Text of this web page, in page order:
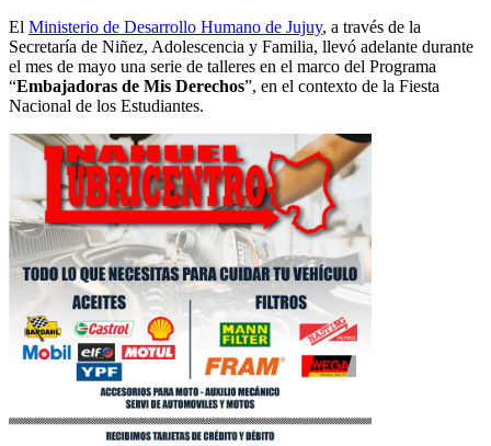
El Ministerio de Desarrollo Humano de Jujuy, a través de la
Secretaría de Niñez, Adolescencia y Familia, llevó adelante durante
el mes de mayo una serie de talleres en el marco del Programa
“Embajadoras de Mis Derechos”, en el contexto de la Fiesta
Nacional de los Estudiantes.